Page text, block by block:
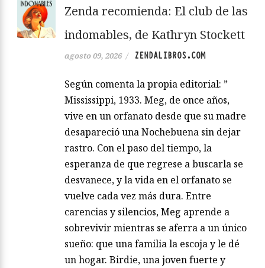
Zenda recomienda: El club de las
indomables, de Kathryn Stockett
agosto 09, 2026 / ZENDALIBROS.COM
Según comenta la propia editorial: ”
Mississippi, 1933. Meg, de once años,
vive en un orfanato desde que su madre
desapareció una Nochebuena sin dejar
rastro. Con el paso del tiempo, la
esperanza de que regrese a buscarla se
desvanece, y la vida en el orfanato se
vuelve cada vez más dura. Entre
carencias y silencios, Meg aprende a
sobrevivir mientras se aferra a un único
sueño: que una familia la escoja y le dé
un hogar. Birdie, una joven fuerte y